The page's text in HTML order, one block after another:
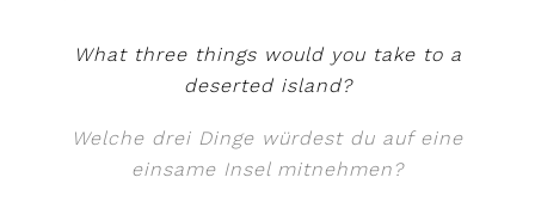
What three things would you take to a
deserted island?
Welche drei Dinge würdest du auf eine
einsame Insel mitnehmen?